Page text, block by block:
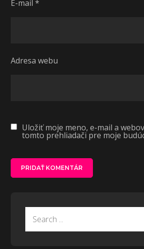
E-mail*
Adresa webu
Uložiť moje meno, e-mail a
tomto prehliadači pre moje